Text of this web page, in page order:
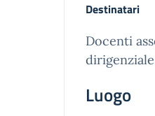
Destinatari
Docenti
Luogo